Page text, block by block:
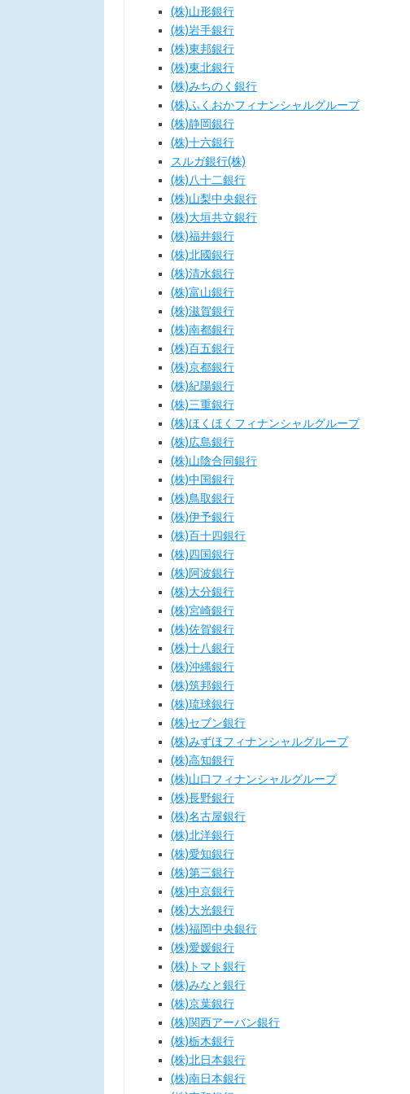
(株)山形銀行
(株)岩手銀行
(株)東邦銀行
(株)東北銀行
(株)みちのく銀行
(株)ふくおかフィナンシャルグループ
(株)静岡銀行
(株)十六銀行
スルガ銀行(株)
(株)八十二銀行
(株)山梨中央銀行
(株)大垣共立銀行
(株)福井銀行
(株)北國銀行
(株)清水銀行
(株)富山銀行
(株)滋賀銀行
(株)南都銀行
(株)百五銀行
(株)京都銀行
(株)紀陽銀行
(株)三重銀行
(株)ほくほくフィナンシャルグループ
(株)広島銀行
(株)山陰合同銀行
(株)中国銀行
(株)鳥取銀行
(株)伊予銀行
(株)百十四銀行
(株)四国銀行
(株)阿波銀行
(株)大分銀行
(株)宮崎銀行
(株)佐賀銀行
(株)十八銀行
(株)沖縄銀行
(株)筑邦銀行
(株)琉球銀行
(株)セブン銀行
(株)みずほフィナンシャルグループ
(株)高知銀行
(株)山口フィナンシャルグループ
(株)長野銀行
(株)名古屋銀行
(株)北洋銀行
(株)愛知銀行
(株)第三銀行
(株)中京銀行
(株)大光銀行
(株)福岡中央銀行
(株)愛媛銀行
(株)トマト銀行
(株)みなと銀行
(株)京葉銀行
(株)関西アーバン銀行
(株)栃木銀行
(株)北日本銀行
(株)南日本銀行